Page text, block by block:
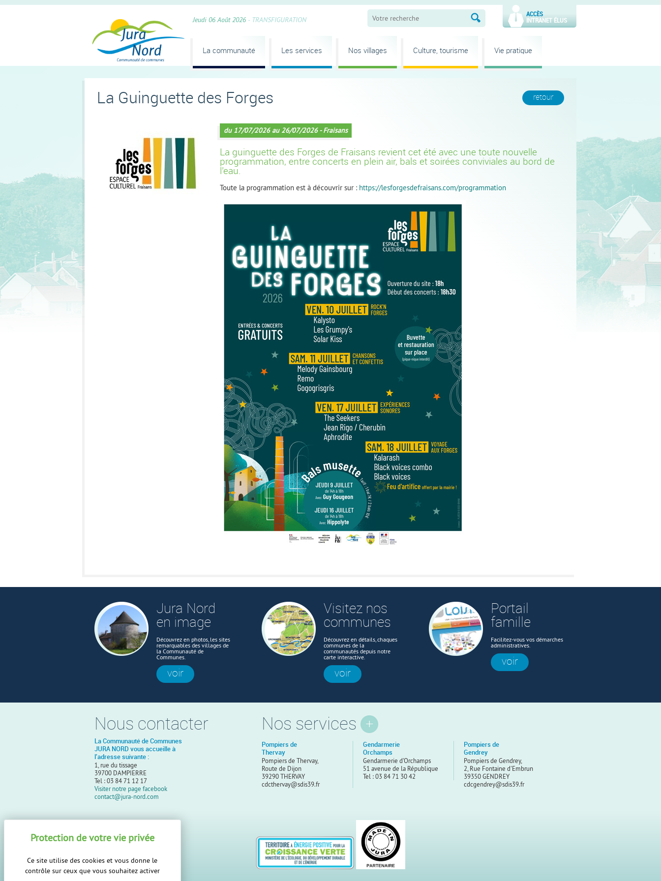
Jeudi 06 Août 2026 - TRANSFIGURATION
ACCÈS
INTRANET ÉLUS
La communauté Les services Nos villages Culture, tourisme Vie pratique
La Guinguette des Forges retour
du 17/07/2026 au 26/07/2026 - Fraisans
La guinguette des Forges de Fraisans revient cet été avec une toute nouvelle
programmation, entre concerts en plein air, bals et soirées conviviales au bord de
l’eau.
Toute la programmation est à découvrir sur : https://lesforgesdefraisans.com/programmation
Jura Nord
en image
Découvrez en photos, les sites
remarquables des villages de
la Communauté de
Communes.
voir
Visitez nos
communes
Découvrez en détails, chaques
communes de la
communautés depuis notre
carte interactive.
voir
Portail
famille
Facilitez-vous vos démarches
administratives.
voir
Nous contacter
La Communauté de Communes
JURA NORD vous accueille à
l'adresse suivante :
1, rue du tissage
39700 DAMPIERRE
Tel : 03 84 71 12 17
Visiter notre page facebook
contact@jura-nord.com
Nos services
Pompiers de
Thervay
Pompiers de Thervay,
Route de Dijon
39290 THERVAY
cdcthervay@sdis39.fr
Gendarmerie
Orchamps
Gendarmerie d'Orchamps
51 avenue de la République
Tel : 03 84 71 30 42
Pompiers de
Gendrey
Pompiers de Gendrey,
2, Rue Fontaine d'Embrun
39350 GENDREY
cdcgendrey@sdis39.fr
Panneau de gestion des cookies
Ce site utilise des cookies et vous donne le
contrôle sur ceux que vous souhaitez activer